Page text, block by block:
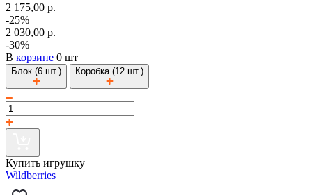
2 175,00 р.
-25%
2 030,00 р.
-30%
В корзине 0 шт
Блок (6 шт.) Коробка (12 шт.)
Купить игрушку
Wildberries